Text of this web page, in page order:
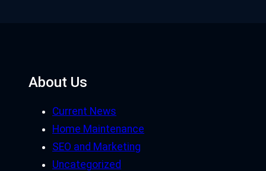
About Us
Current News
Home Maintenance
SEO and Marketing
Uncategorized